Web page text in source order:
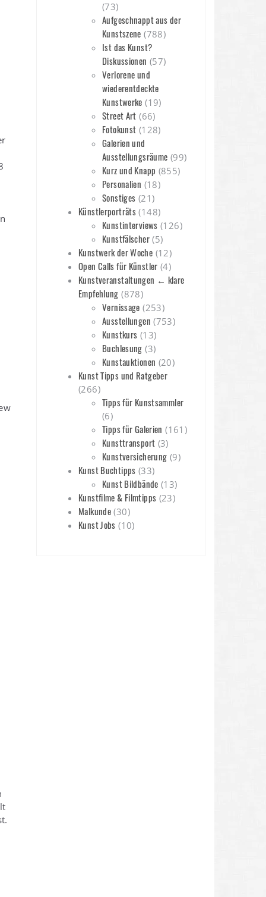
(73)
Aufgeschnappt aus der
Kunstszene (788)
Ist das Kunst?
Diskussionen (57)
Verlorene und
wiederentdeckte
Kunstwerke (19)
Street Art (66)
Fotokunst (128)
Galerien und
Ausstellungsräume (99)
Kurz und Knapp (855)
Personalien (18)
Sonstiges (21)
Künstlerporträts (148)
Kunstinterviews (126)
Kunstfälscher(5)
Kunstwerk der Woche (12)
Open Calls für Künstler (4)
Kunstveranstaltungen ← klare
Empfehlung (878)
Vernissage (253)
Ausstellungen (753)
Kunstkurs (13)
Buchlesung (3)
Kunstauktionen (20)
Kunst Tipps und Ratgeber
(266)
Tipps für Kunstsammler
(6)
Tipps für Galerien (161)
Kunsttransport (3)
Kunstversicherung (9)
Kunst Buchtipps (33)
Kunst Bildbände (13)
Kunstfilme & Filmtipps (23)
Malkunde (30)
Kunst Jobs (10)